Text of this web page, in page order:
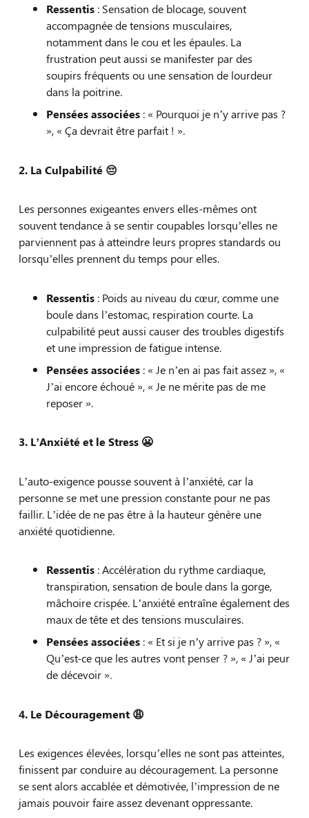
Ressentis : Sensation de blocage, souvent
accompagnée de tensions musculaires,
notamment dans le cou et les épaules. La
frustration peut aussi se manifester par des
soupirs fréquents ou une sensation de lourdeur
dans la poitrine.
Pensées associées : « Pourquoi je n’y arrive pas ?
», « Ça devrait être parfait ! ».
2. La Culpabilité 😔
Les personnes exigeantes envers elles-mêmes ont
souvent tendance à se sentir coupables lorsqu’elles ne
parviennent pas à atteindre leurs propres standards ou
lorsqu’elles prennent du temps pour elles.
Ressentis : Poids au niveau du cœur, comme une
boule dans l’estomac, respiration courte. La
culpabilité peut aussi causer des troubles digestifs
et une impression de fatigue intense.
Pensées associées : « Je n’en ai pas fait assez », «
J’ai encore échoué », « Je ne mérite pas de me
reposer ».
3. L’Anxiété et le Stress 😬
L’auto-exigence pousse souvent à l’anxiété, car la
personne se met une pression constante pour ne pas
faillir. L’idée de ne pas être à la hauteur génère une
anxiété quotidienne.
Ressentis : Accélération du rythme cardiaque,
transpiration, sensation de boule dans la gorge,
mâchoire crispée. L’anxiété entraîne également des
maux de tête et des tensions musculaires.
Pensées associées : « Et si je n’y arrive pas ? », «
Qu’est-ce que les autres vont penser ? », « J’ai peur
de décevoir ».
4. Le Découragement 😩
Les exigences élevées, lorsqu’elles ne sont pas atteintes,
finissent par conduire au découragement. La personne
se sent alors accablée et démotivée, l’impression de ne
jamais pouvoir faire assez devenant oppressante.